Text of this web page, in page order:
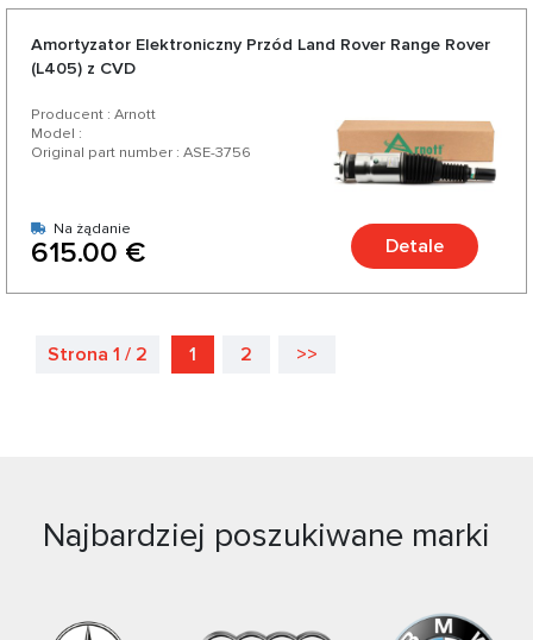
Amortyzator Elektroniczny Przód Land Rover Range Rover
(L405) z CVD
Producent : Arnott
Model :
Original part number : ASE-3756
Na żądanie
615.00 € Detale
Strona 1 / 2 1 2 >>
Najbardziej poszukiwane marki